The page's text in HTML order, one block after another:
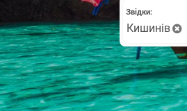
Звідки:
Кишинів